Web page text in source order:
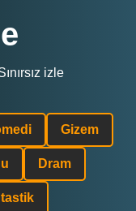
izle
Gizem
Dram